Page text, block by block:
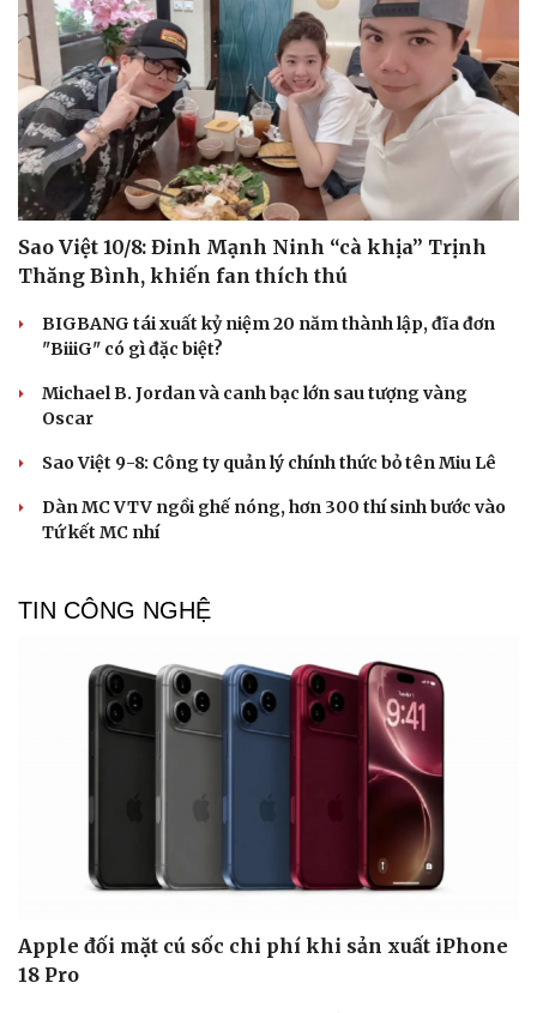
Cải chính
Sao Việt 10/8: Đinh Mạnh Ninh “cà khịa” Trịnh
Thăng Bình, khiến fan thích thú
BIGBANG tái xuất kỷ niệm 20 năm thành lập, đĩa đơn
"BiiiG" có gì đặc biệt?
Michael B. Jordan và canh bạc lớn sau tượng vàng
Oscar
Sao Việt 9-8: Công ty quản lý chính thức bỏ tên Miu Lê
Dàn MC VTV ngồi ghế nóng, hơn 300 thí sinh bước vào
Tứ kết MC nhí
TIN CÔNG NGHỆ
Apple đối mặt cú sốc chi phí khi sản xuất iPhone
18 Pro